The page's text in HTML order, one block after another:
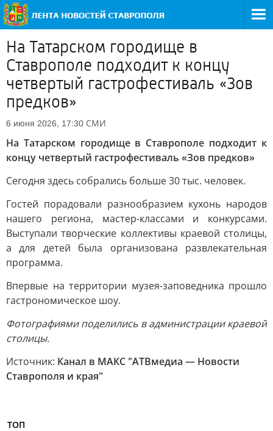
На Татарском городище в
Ставрополе подходит к концу
четвертый гастрофестиваль «Зов
предков»
6 июня 2026, 17:30 СМИ
На Татарском городище в Ставрополе подходит к
концу четвертый гастрофестиваль «Зов предков»
Сегодня здесь собрались больше 30 тыс. человек.
Гостей порадовали разнообразием кухонь народов
нашего региона, мастер-классами и конкурсами.
Выступали творческие коллективы краевой столицы,
а для детей была организована развлекательная
программа.
Впервые на территории музея-заповедника прошло
гастрономическое шоу.
Фотографиями поделились в администрации краевой
столицы.
Источник: Канал в МАКС "АТВмедиа — Новости
Ставрополя и края"
ТОП